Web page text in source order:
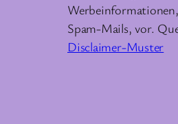
Spam-Mails, vor.
Disclaimer-Muster